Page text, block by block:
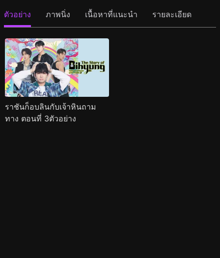
ตัวอย่าง ภาพนิ่ง เนื้อหาที่แนะนำ รายละเอียด
ราชันก็อบลินกับเจ้าหินถาม
ทาง ตอนที่ 3ตัวอย่าง